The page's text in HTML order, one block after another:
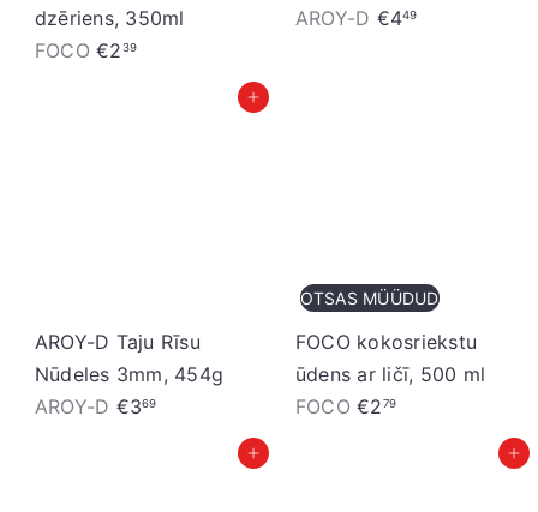
c
dzēriens, 350ml
FOCO€239
AROY-D €449
Pievienot grozam
AROY-D Taju Rīsu
Nūdeles 3mm, 454g
AROY-D €369
OTSAS MÜÜDUD
FOCO kokosriekstu
ūdens ar ličī, 500 ml
FOCO€279
Pievienot grozam Pievienot grozam